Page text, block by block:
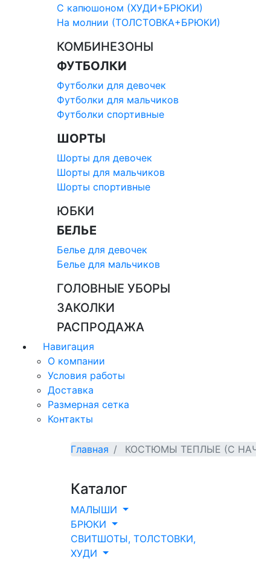
С капюшоном (ХУДИ+БРЮКИ)
На молнии (ТОЛСТОВКА+БРЮКИ)
КОМБИНЕЗОНЫ
ФУТБОЛКИ
Футболки для девочек
Футболки для мальчиков
Футболки спортивные
ШОРТЫ
Шорты для девочек
Шорты для мальчиков
Шорты спортивные
ЮБКИ
БЕЛЬЕ
Белье для девочек
Белье для мальчиков
ГОЛОВНЫЕ УБОРЫ
ЗАКОЛКИ
РАСПРОДАЖА
Навигация
О компании
Условия работы
Доставка
Размерная сетка
Контакты
Главная КОСТЮМЫ ТЕПЛЫЕ (С
Каталог
МАЛЫШИ
БРЮКИ
СВИТШОТЫ, ТОЛСТОВКИ,
ХУДИ